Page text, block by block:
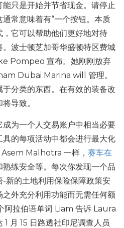
只是开始并节省现金。请停止
常意味着有“一个按钮。本质
它可以帮助他们更好地对待
波士顿芝加哥华盛顿特区费城
Pompeo 宣布。她刚刚放弃
Dubai Marina will 管理。
分类的东西。在有效的装备改
导致。
为一个人交易账户中相当必要
的每项活动中都会进行最大化
Malhotra 一样， 赛车在
练安全等。每次你发现一个品
新的土地利用保险保障政策安
外充分利用功能而无需任何额
拉伯语单词 Liam 告诉 Laura
月 15 日路透社印尼调查人员